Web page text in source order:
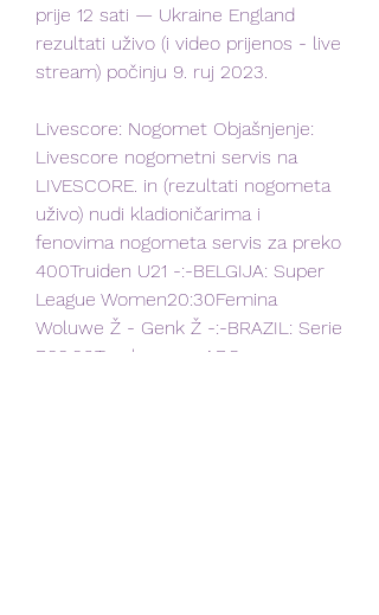
prije 12 sati — Ukraine England
rezultati uživo (i video prijenos - live
stream) počinju 9. ruj 2023.
Livescore: Nogomet Objašnjenje:
Livescore nogometni servis na
LIVESCORE. in (rezultati nogometa
uživo) nudi kladioničarima i
fenovima nogometa servis za preko
400Truiden U21 -:-BELGIJA: Super
League Women20:30Femina
Woluwe Ž - Genk Ž -:-BRAZIL: Serie
B23:30Tombense - ABC